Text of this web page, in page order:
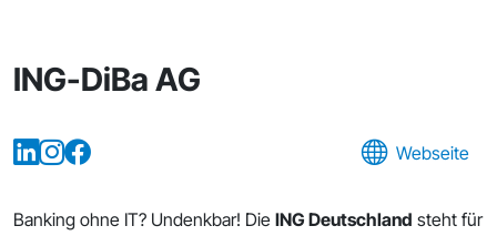
ING-DiBa AG
Webseite
Banking ohne IT? Undenkbar! Die ING Deutschland steht für